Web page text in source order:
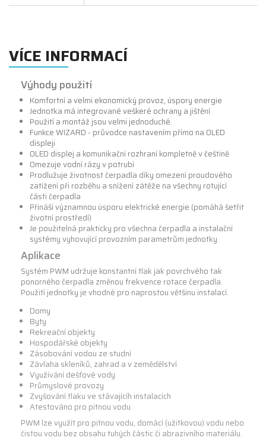
VÍCE INFORMACÍ
Výhody použití
Komfortní a velmi ekonomický provoz, úspory energie
Jednotka má integrované veškeré ochrany a jištění
Použití a montáž jsou velmi jednoduché.
Funkce WIZARD - průvodce nastavením přímo na OLED
displeji
OLED displej a komunikační rozhraní kompletně v češtině
Omezuje vodní rázy v potrubí
Prodlužuje životnost čerpadla díky omezení proudového
zatížení při rozběhu a snížení zátěže na všechny rotující
části čerpadla
Přináší významnou úsporu elektrické energie (pomáhá šetřit
životní prostředí)
Je použitelná prakticky pro všechna čerpadla a instalační
systémy vyhovující provozním parametrům jednotky
Aplikace
Systém PWM udržuje konstantní tlak jak povrchvého tak
ponorného čerpadla změnou frekvence rotace čerpadla.
Použití jednotky je vhodné pro naprostou většinu instalací.
Domy
Byty
Rekreační objekty
Hospodářské objekty
Zásobování vodou ze studní
Závlaha skleníků, zahrad a v zemědělství
Využívání dešťové vody
Průmyslové provozy
Zvyšování tlaku ve stávajícíh instalacích
Atestováno pro pitnou vodu
PWM lze využít pro pitnou vodu, domácí (užitkovou) vodu nebo
čistou vodu bez obsahu tuhých částic či abrazivního materiálu.